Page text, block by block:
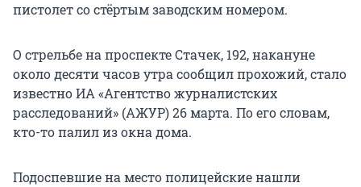
пистолет со стёртым заводским номером.
О стрельбе на проспекте Стачек, 192, накануне
около десяти часов утра сообщил прохожий, стало
известно ИА «Агентство журналистских
расследований» (АЖУР) 26 марта. По его словам,
кто-то палил из окна дома.
Подоспевшие на место полицейские нашли